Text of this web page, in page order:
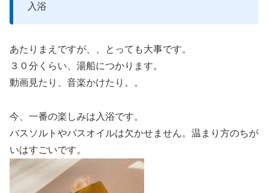
入浴
あたりまえですが、、とっても大事です。
３０分くらい、湯船につかります。
動画見たり、音楽かけたり。。
今、一番の楽しみは入浴です。
バスソルトやバスオイルは欠かせません。温まり方のちが
いはすごいです。